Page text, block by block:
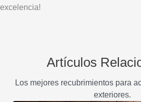
excelencia!
Artículos
Los mejores recubrimientos para
exteriores.